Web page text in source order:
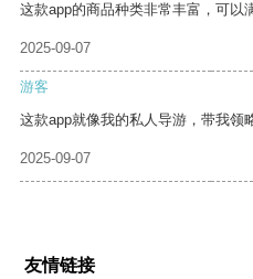
这款app的商品种类非常丰富，可以
2025-09-07
游客
这款app就像我的私人导游，带我领
2025-09-07
友情链接